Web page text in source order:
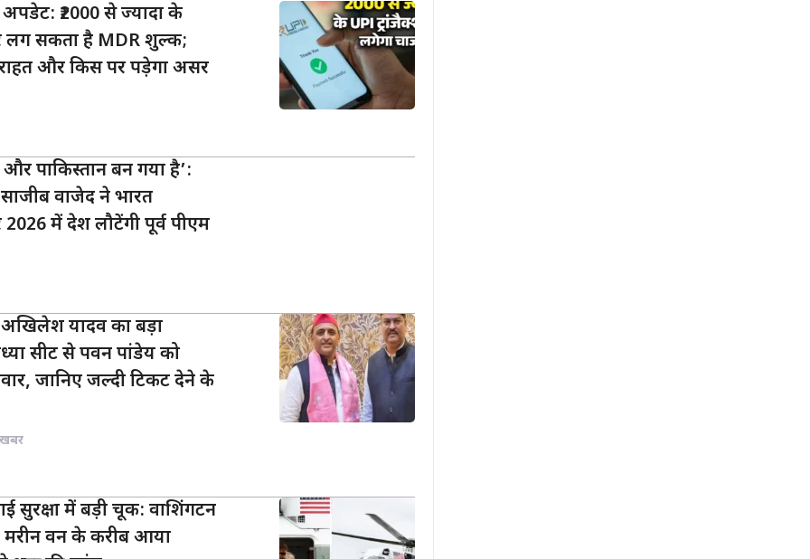
₹2000 से ज्यादा के
लग सकता है MDR शुल्क;
और किस पर पड़ेगा असर
पाकिस्तान बन गया है’:
वाजेद ने भारत
में देश लौटेंगी पूर्व पीएम
यादव का बड़ा
सीट से पवन पांडेय को
जानिए जल्दी टिकट देने के
सुरक्षा में बड़ी चूक: वाशिंगटन
वन के करीब आया